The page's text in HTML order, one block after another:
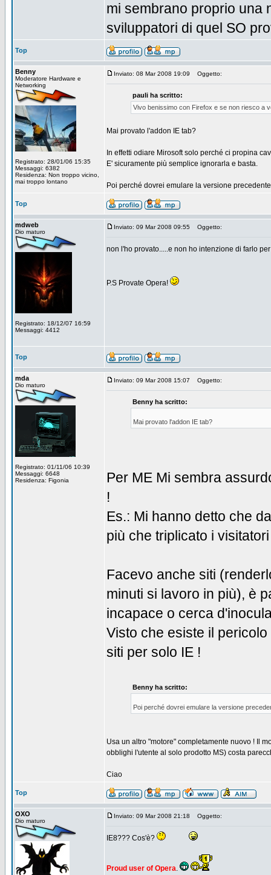
mi sembrano proprio una
sviluppatori di quel SO
Top
Benny
Moderatore Hardware e
Networking
Registrato: 28/01/06 15:35
Messaggi: 6382
Residenza: Non troppo vicino,
mai troppo lontano
Inviato: 08 Mar 2008 19:09 Oggetto:
pauli ha scritto:
Vivo benissimo con Firefox e se non riesco a
Mai provato l'addon IE tab?
In effetti odiare Mirosoft solo perché ci propina
E' sicuramente più semplice ignorarla e basta.
Poi perché dovrei emulare la versione
Top
mdweb
Dio maturo
Registrato: 18/12/07 16:59
Messaggi: 4412
Inviato: 09 Mar 2008 09:55 Oggetto:
non l'ho provato.....e non ho intenzione di farlo
P.S Provate Opera!
Top
mda
Dio maturo
Registrato: 01/11/06 10:39
Messaggi: 6648
Residenza: Figonia
Inviato: 09 Mar 2008 15:07 Oggetto:
Benny ha scritto:
Mai provato l'addon IE tab?
Per ME Mi sembra
!
Es.: Mi hanno detto che
più che triplicato i
Facevo anche siti
minuti si lavoro in più), è
incapace o cerca
Visto che esiste il
siti per solo IE !
Benny ha scritto:
Poi perché dovrei emulare la versione
Usa un altro "motore" completamente nuovo ! Il
obblighi l'utente al solo prodotto MS) costa
Ciao
Top
OXO
Dio maturo
Inviato: 09 Mar 2008 21:18 Oggetto:
IE8??? Cos'è?
Proud user of Opera.